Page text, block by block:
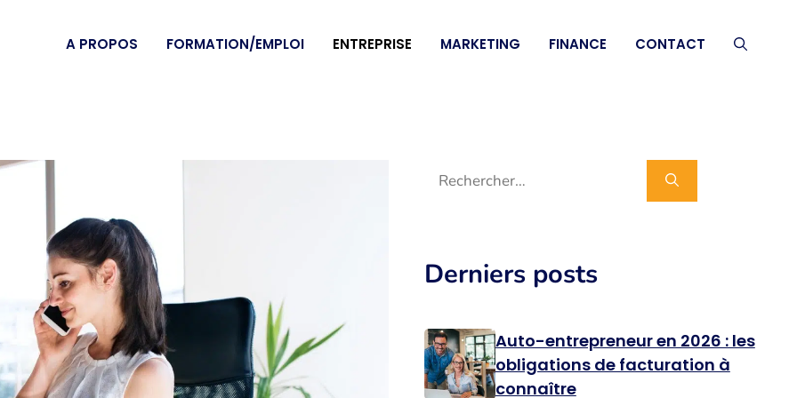
A PROPOS FORMATION/EMPLOI ENTREPRISE MARKETING FINANCE CONTACT
Rechercher :
Derniers posts
Auto-entrepreneur en 2026 : les
obligations de facturation à
connaître